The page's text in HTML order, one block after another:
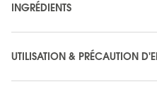
INGRÉDIENTS
UTILISATION & PRÉCAUTION